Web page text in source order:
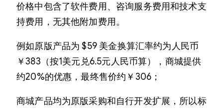
价格中包含了软件费用、咨询服务费用和技术支
持费用，无其他附加费用。
例如原版产品为 $59 美金换算汇率约为人民币
￥383（按1美元兑6.5元人民币算），商城提供
约20%的优惠，最终售价约￥306；
商城产品均为原版采购和自行开发扩展，所以标